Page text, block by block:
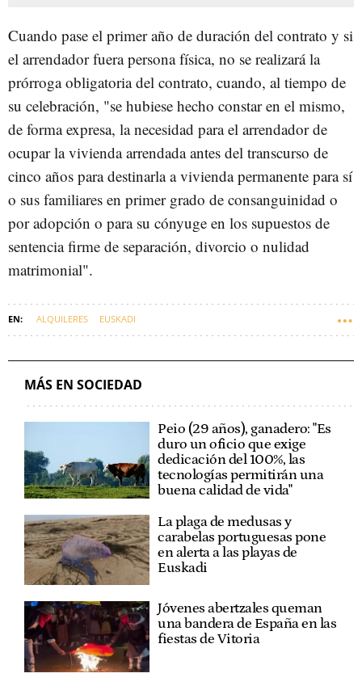
Cuando pase el primer año de duración del contrato y si
el arrendador fuera persona física, no se realizará la
prórroga obligatoria del contrato, cuando, al tiempo de
su celebración, "se hubiese hecho constar en el mismo,
de forma expresa, la necesidad para el arrendador de
ocupar la vivienda arrendada antes del transcurso de
cinco años para destinarla a vivienda permanente para sí
o sus familiares en primer grado de consanguinidad o
por adopción o para su cónyuge en los supuestos de
sentencia firme de separación, divorcio o nulidad
matrimonial".
ALQUILERES EUSKADI
MÁS EN SOCIEDAD
Peio (29 años), ganadero: "Es
duro un oficio que exige
dedicación del 100%, las
tecnologías permitirán una
buena calidad de vida"
La plaga de medusas y
carabelas portuguesas pone
en alerta a las playas de
Euskadi
Jóvenes abertzales queman
una bandera de España en las
fiestas de Vitoria